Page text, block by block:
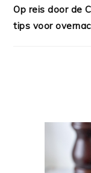
Op reis door de
tips voor